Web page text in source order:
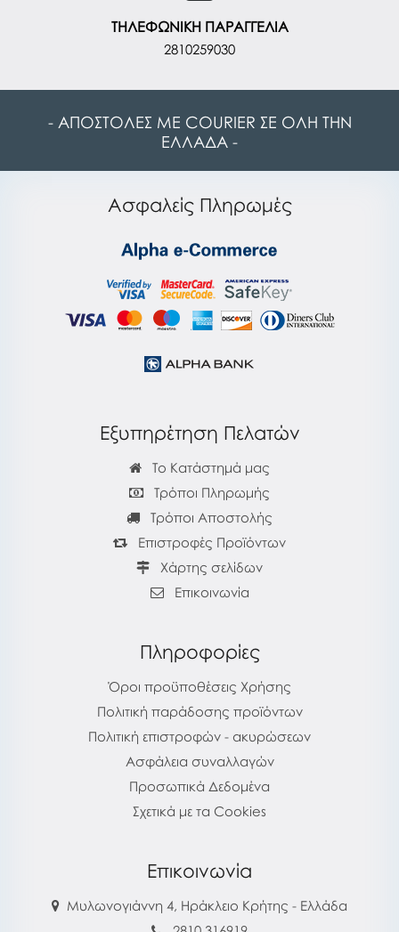
ΤΗΛΕΦΩΝΙΚΗ ΠΑΡΑΓΓΕΛΙΑ
2810259030
- ΑΠΟΣΤΟΛΕΣ ΜΕ COURIER ΣΕ ΟΛΗ ΤΗΝ
ΕΛΛΑΔΑ -
Ασφαλείς Πληρωμές
Εξυπηρέτηση Πελατών
Το Κατάστημά μας
Τρόποι Πληρωμής
Τρόποι Αποστολής
Επιστροφές Προϊόντων
Χάρτης σελίδων
Επικοινωνία
Πληροφορίες
Όροι προϋποθέσεις Χρήσης
Πολιτική παράδοσης προϊόντων
Πολιτική επιστροφών - ακυρώσεων
Ασφάλεια συναλλαγών
Προσωπικά Δεδομένα
Σχετικά με τα Cookies
Επικοινωνία
Μυλωνογιάννη 4, Ηράκλειο Κρήτης - Ελλάδα